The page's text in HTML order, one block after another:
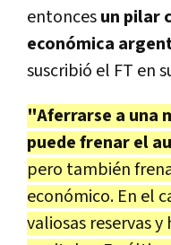
entoncesun pilar
económica
suscribió el FT en
"Aferrarse a una
puede frenar el
pero también
económico. En el
valiosas reservas